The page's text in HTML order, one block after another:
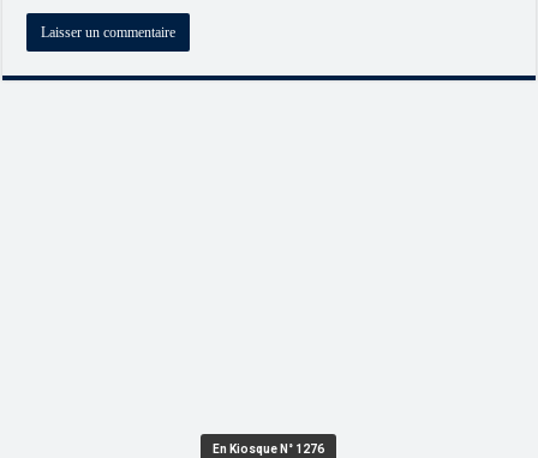
En Kiosque N° 1276